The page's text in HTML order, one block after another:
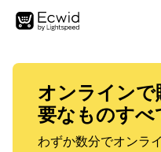
オンライン
要なものすべ
わずか数分でオンラ